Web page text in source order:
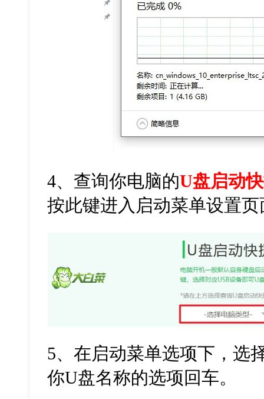
4、查询你电脑的U盘启动
按此键进入启动菜单设置页
5、在启动菜单选项下，选
你U盘名称的选项回车。